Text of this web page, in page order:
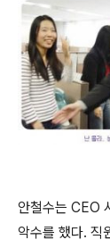
안철수는 CEO
악수를 했다. 직